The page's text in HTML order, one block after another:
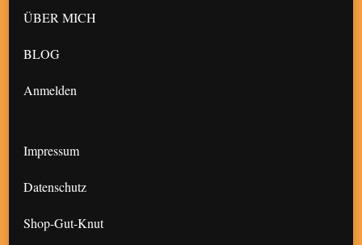
ÜBER MICH
BLOG
Anmelden
Impressum
Datenschutz
Shop-Gut-Knut